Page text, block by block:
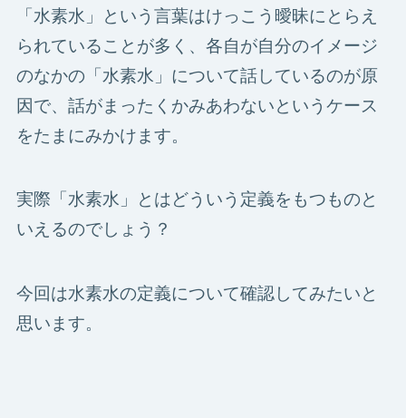
「水素水」という言葉はけっこう曖昧にとらえ
られていることが多く、各自が自分のイメージ
のなかの「水素水」について話しているのが原
因で、話がまったくかみあわないというケース
をたまにみかけます。
実際「水素水」とはどういう定義をもつものと
いえるのでしょう？
今回は水素水の定義について確認してみたいと
思います。